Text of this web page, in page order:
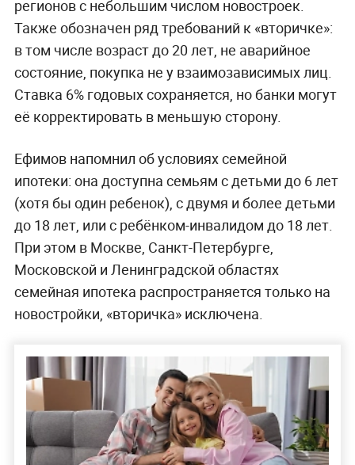
регионов с небольшим числом новостроек.
Также обозначен ряд требований к «вторичке»:
в том числе возраст до 20 лет, не аварийное
состояние, покупка не у взаимозависимых лиц.
Ставка 6% годовых сохраняется, но банки могут
её корректировать в меньшую сторону.
Ефимов напомнил об условиях семейной
ипотеки: она доступна семьям с детьми до 6 лет
(хотя бы один ребенок), с двумя и более детьми
до 18 лет, или с ребёнком-инвалидом до 18 лет.
При этом в Москве, Санкт-Петербурге,
Московской и Ленинградской областях
семейная ипотека распространяется только на
новостройки, «вторичка» исключена.